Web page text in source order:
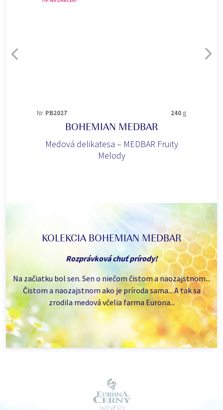
KOLEKCIA BOHEMIAN MEDBAR
Rozprávková chuť prírody!
Na začiatku bol sen. Sen o niečom čistom a naozajstnom...
Čistom a naozajstnom ako je príroda sama... A tak sa
zrodila medová včelia farma Eurona...
Nr. PB2027 240 g
BOHEMIAN MEDBAR
Medová delikatesa – MEDBAR Fruity
Melody